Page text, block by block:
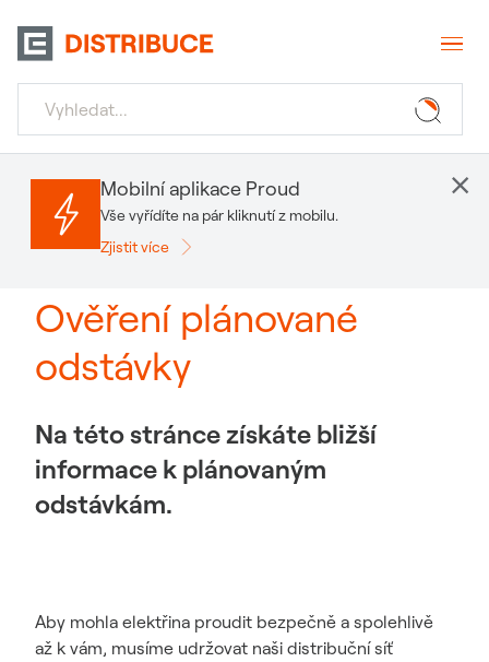
Ověření plánované
odstávky
Na této stránce získáte bližší
informace k plánovaným
odstávkám.
Aby mohla elektřina proudit bezpečně a spolehlivě
až k vám, musíme udržovat naši distribuční síť
Mobilní aplikace Proud
Vše vyřídíte na pár kliknutí z mobilu.
Zjistit více
×